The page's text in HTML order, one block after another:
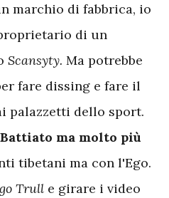
marchio di fabbrica, io
di un
Scansyty. Ma potrebbe
fare dissing e fare il
palazzetti dello sport.
ma molto più
tibetani ma con l'Ego.
Trull e girare i video